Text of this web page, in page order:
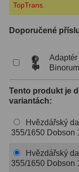
S mřížkou
Speciální1
Barlow
Filtry180
Měsíční a
Sluneční 42
CLS a UHC 13
TopTrans.
Doporučené
Tento produkt je
variantách:
Hvězdářský
355/1650 Dobson
Hvězdářský
355/1650 Dobson